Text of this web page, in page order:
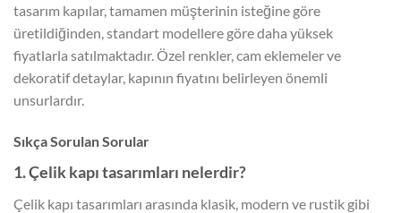
tasarım kapılar, tamamen müşterinin isteğine göre
üretildiğinden, standart modellere göre daha yüksek
fiyatlarla satılmaktadır. Özel renkler, cam eklemeler ve
dekoratif detaylar, kapının fiyatını belirleyen önemli
unsurlardır.
Sıkça Sorulan Sorular
1. Çelik kapı tasarımları nelerdir?
Çelik kapı tasarımları arasında klasik, modern ve rustik gibi